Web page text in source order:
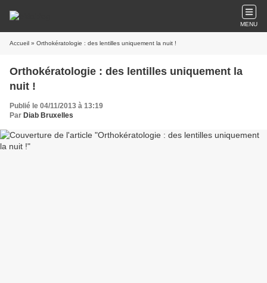
MENU
Accueil » Orthokératologie : des lentilles uniquement la nuit !
Orthokératologie : des lentilles uniquement la
nuit !
Publié le 04/11/2013 à 13:19
Par Diab Bruxelles